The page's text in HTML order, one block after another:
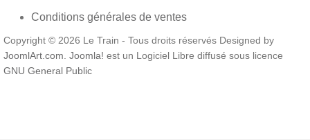
Conditions générales de ventes
Copyright © 2026 Le Train - Tous droits réservés Designed by
JoomlArt.com Joomla! est un Logiciel Libre diffusé sous licence
GNU General Public